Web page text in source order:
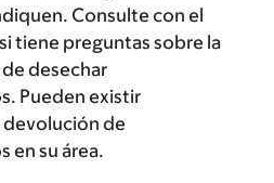
Consulte con el
tiene preguntas sobre la
desechar
Pueden existir
devolución de
en su área.